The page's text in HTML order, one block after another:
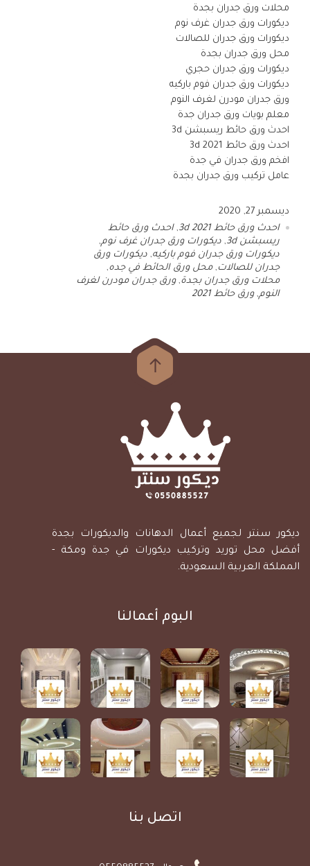
محلات ورق جدران بجدة
ديكورات ورق جدران غرف نوم
ديكورات ورق جدران للصالات
محل ورق جدران بجدة
ديكورات ورق جدران حجري
ديكورات ورق جدران فوم باركيه
ورق جدران مودرن لغرف النوم
معلم بويات ورق جدران جدة
احدث ورق حائط ريسبشن 3d
احدث ورق حائط 3d 2021
افخم ورق جدران في جدة
عامل تركيب ورق جدران بجدة
ديسمبر 27, 2020
احدث ورق حائط 3d 2021
,احدث ورق حائط
ريسبشن 3d
, ديكورات ورق جدران غرف نوم,
ديكورات ورق جدران فوم باركيه, ديكورات ورق
جدران للصالات ,محل ورق الحائط في جده,
محلات ورق جدران بجدة,ورق جدران مودرن لغرف
النوم,ورق حائط 2021
ديكور سنتر لجميع أعمال الدهانات والديكورات بجدة
أفضل محل توريد وتركيب ديكورات في جدة ومكة -
المملكة العربية السعودية.
البوم أعمالنا
اتصل بنا